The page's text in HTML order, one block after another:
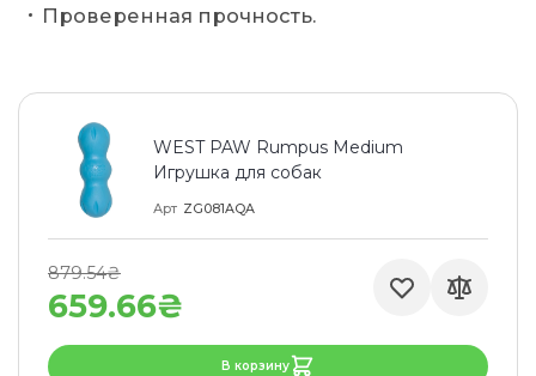
Проверенная прочность.
WEST PAW Rumpus Medium
Игрушка для собак
Арт ZG081AQA
659.66₴
879.54₴
В корзину